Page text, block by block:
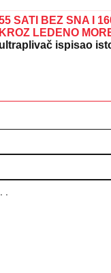
TUČE NOŽEM
u Beogradu:
"Srbijavoza": Hitna
mesta